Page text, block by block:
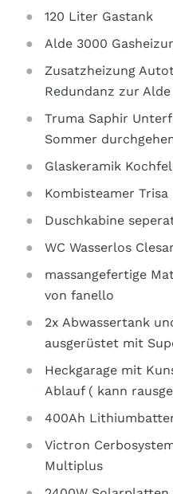
120 Liter Gastank
Alde 3000
Zusatzheizung
Redundanz zur Alde
Truma Saphir
Sommer
Glaskeramik
Kombisteamer Trisa
Duschkabine
WC Wasserlos
massangefertige
von fanello
2x Abwassertank
ausgerüstet mit
Heckgarage mit
Ablauf ( kann
400Ah
Victron
Multiplus